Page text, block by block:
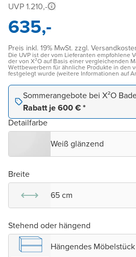
UVP 1.210,-
635,-
Preis inkl. 19% MwSt. zzgl.
Die UVP ist der vom Lieferanten empfohlene
der von X²O auf Basis einer vergleichenden
Wettbewerbern für ähnliche Produkte in den
festgelegt wurde (weitere Informationen auf
Sommerangebote bei X²O
Rabatt je 600 € *
Detailfarbe
Weiß glänzend
Breite
65 cm
Stehend oder hängend
Hängendes Möbelstück